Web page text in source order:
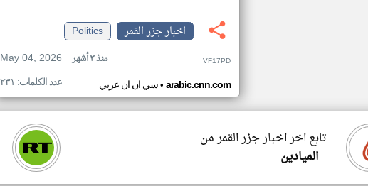
اخبار جزر القمر
Politics
May 04, 2026
منذ ٣ أشهر VF17PD
سي ان ان عربي• arabic.cnn.com عدد الكلمات: ٢٣١
تابع اخر اخبار جزر القمر من
الميادين